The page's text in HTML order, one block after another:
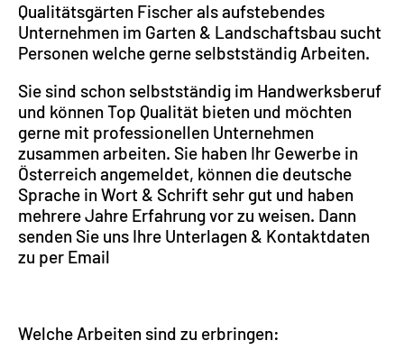
Qualitätsgärten Fischer als aufstebendes
Unternehmen im Garten & Landschaftsbau sucht
Personen welche gerne selbstständig Arbeiten.
Sie sind schon selbstständig im Handwerksberuf
und können Top Qualität bieten und möchten
gerne mit professionellen Unternehmen
zusammen arbeiten. Sie haben Ihr Gewerbe in
Österreich angemeldet, können die deutsche
Sprache in Wort & Schrift sehr gut und haben
mehrere Jahre Erfahrung vor zu weisen. Dann
senden Sie uns Ihre Unterlagen & Kontaktdaten
zu per Email
Welche Arbeiten sind zu erbringen: